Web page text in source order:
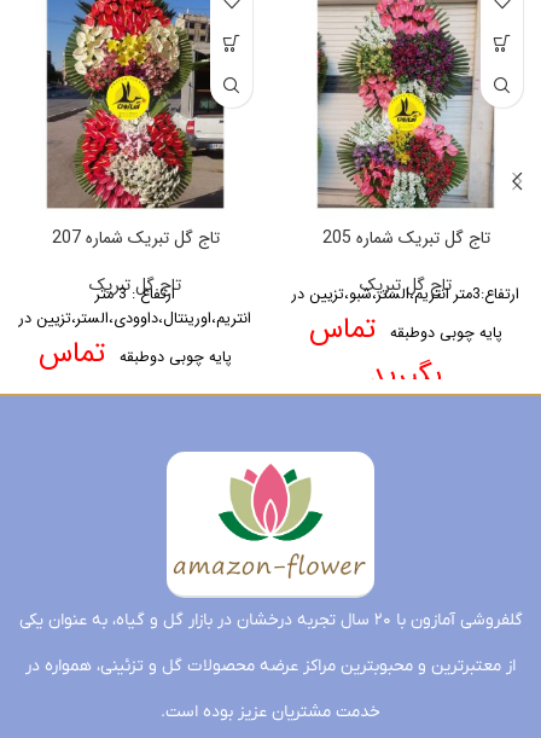
تاج گل تبریک شماره 205
تاج گل تبریک
ارتفاع:3متر
انتریم،الستر،شبو،تزیین در
پایه چوبی دوطبقه تماس
بگیرید
تاج گل تبریک شماره 207
تاج گل تبریک
ارتفاع : 3 متر
انتریم،اورینتال،داوودی،الستر،تزیین در
پایه چوبی دوطبقه تماس
بگیرید
گلفروشی آمازون با ۲۰ سال تجربه درخشان در بازار گل و گیاه، به عنوان یکی
از معتبرترین و محبوبترین مراکز عرضه محصولات گل و تزئینی، همواره در
خدمت مشتریان عزیز بوده است.